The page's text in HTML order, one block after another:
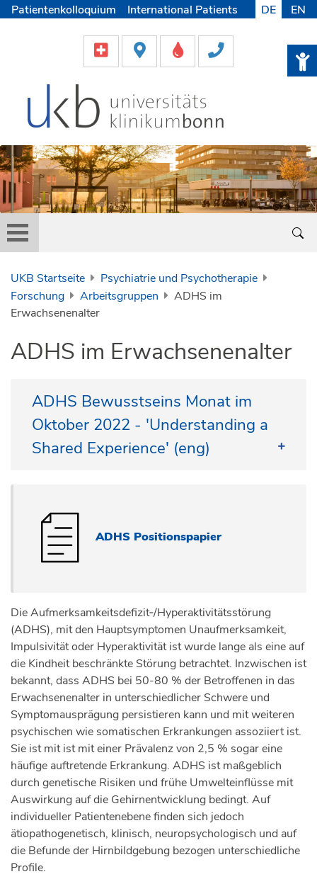
Patientenkolloquium
International Patients
Helfen & Spenden
Medien
DE EN
UKB Startseite
Psychiatrie und Psychotherapie
Forschung
Arbeitsgruppen
ADHS im
Erwachsenenalter
ADHS im Erwachsenenalter
ADHS Bewusstseins Monat im
Oktober 2022 - 'Understanding a
Shared Experience' (eng)
in Leiden or Online - 15 October
2022
ADHD Europe, Impuls & Woortblind and the
Visit our website to register or find out more about
this eventhttps://adhdeurope.eu/news/power-of-
adhd/
The link to register your attendance is
https://form.jotform.com/222403322292343
ADHD Awareness Month
#TalkingThursdays on Youtube
These 4 webinars will be about sharing their best
practices and experiences about
Diagnosis/Treatment/ADHD in Women
(Relationships, Workplace, Empowerment and
‘Whoa! What Happened’ which will focus on
children and behaviour. More information about
#TakingThursdays
https://adhdeurope.eu/news/understanding-a-
ADHS Positionspapier
Die Aufmerksamkeitsdefizit‑/Hyperaktivitätsstörung
(ADHS), mit den Hauptsymptomen Unaufmerksamkeit,
Impulsivität oder Hyperaktivität ist wurde lange als eine auf
die Kindheit beschränkte Störung betrachtet. Inzwischen ist
bekannt, dass ADHS bei 50-80 % der Betroffenen in das
Erwachsenenalter in unterschiedlicher Schwere und
Symptomausprägung persistieren kann und mit weiteren
psychischen wie somatischen Erkrankungen assoziiert ist.
Sie ist mit ist mit einer Prävalenz von 2,5 % sogar eine
häufige auftretende Erkrankung. ADHS ist maßgeblich
durch genetische Risiken und frühe Umwelteinflüsse mit
Auswirkung auf die Gehirnentwicklung bedingt. Auf
individueller Patientenebene finden sich jedoch
ätiopathogenetisch, klinisch, neuropsychologisch und auf
die Befunde der Hirnbildgebung bezogen unterschiedliche
Profile.